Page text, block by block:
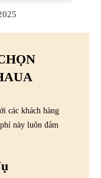
các khách hàng
này luôn đảm